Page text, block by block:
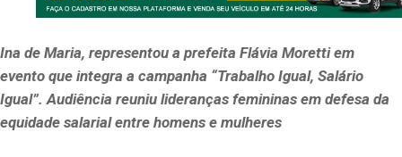
Ina de Maria, representou a prefeita Flávia Moretti em
evento que integra a campanha “Trabalho Igual, Salário
Igual”. Audiência reuniu lideranças femininas em defesa da
equidade salarial entre homens e mulheres